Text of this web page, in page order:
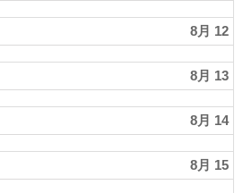
8月 12
8月 13
8月 14
8月 15